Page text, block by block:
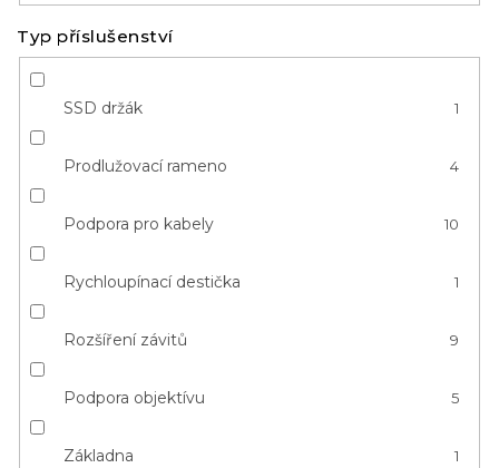
Typ příslušenství
SSD držák 1
Prodlužovací rameno 4
Podpora pro kabely 10
Rychloupínací destička 1
Rozšíření závitů 9
Podpora objektívu 5
Základna 1